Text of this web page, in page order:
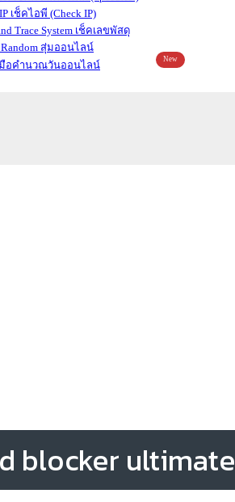
เช็คไอพี (Check IP)
เช็คเลขพัสดุ
สุ่มออนไลน์
มือคำนวณวันออนไลน์
New
blocker ultimate